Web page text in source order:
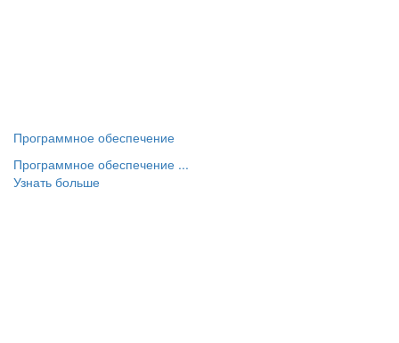
Программное обеспечение
Программное обеспечение ...
Узнать больше